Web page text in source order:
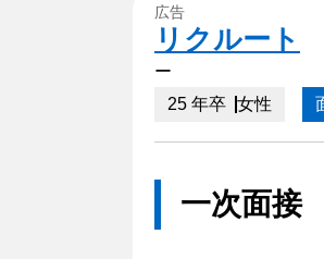
広告
リクルート
ー
25 年卒 女性
一次面接